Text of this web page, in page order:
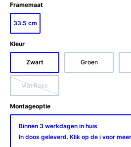
Framemaat
33.5 cm
Kleur
Zwart Groen
Mat Roze
Montageoptie
Binnen 3 werkdagen in huis
In doos geleverd. Klik op de i voor